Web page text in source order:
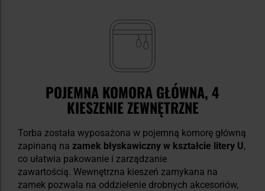
POJEMNA KOMORA GŁÓWNA, 4
KIESZENIE ZEWNĘTRZNE
Torba została wyposażona w pojemną komorę główną
zapinaną na zamek błyskawiczny w kształcie litery U,
co ułatwia pakowanie i zarządzanie
zawartością. Wewnętrzna kieszeń zamykana na
zamek pozwala na oddzielenie drobnych akcesoriów,